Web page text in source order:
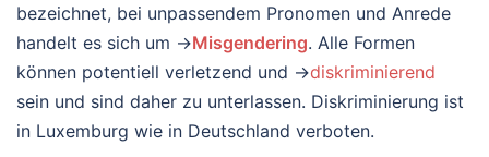
bezeichnet, bei unpassendem Pronomen und Anrede
handelt es sich um →Misgendering. Alle Formen
können potentiell verletzend und →diskriminierend
sein und sind daher zu unterlassen. Diskriminierung ist
in Luxemburg wie in Deutschland verboten.